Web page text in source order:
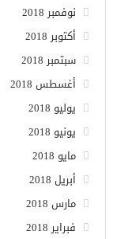
نوفمبر 2018
أكتوبر 2018
سبتمبر 2018
أغسطس 2018
يوليو 2018
يونيو 2018
مايو 2018
أبريل 2018
مارس 2018
فبراير 2018